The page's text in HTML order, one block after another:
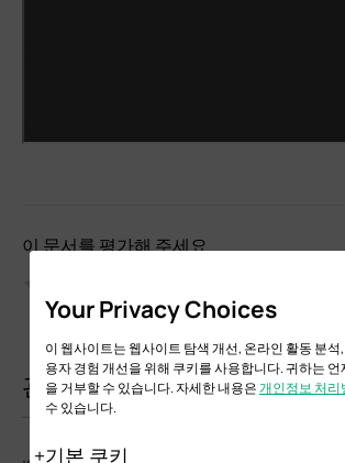
이 문서를 평가해 주세요
관련 문서
Your Privacy Choices
이 웹사이트는 웹사이트 탐색 개선, 온라인 활동 분
용자 경험 개선을 위해 쿠키를 사용합니다. 귀하는
을 거부할 수 있습니다. 자세한 내용은개인정보 처리
수 있습니다.
기본 쿠키